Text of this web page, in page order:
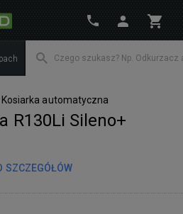
Kosiarka automatyczna
R130Li Sileno+
SZCZEGÓŁÓW